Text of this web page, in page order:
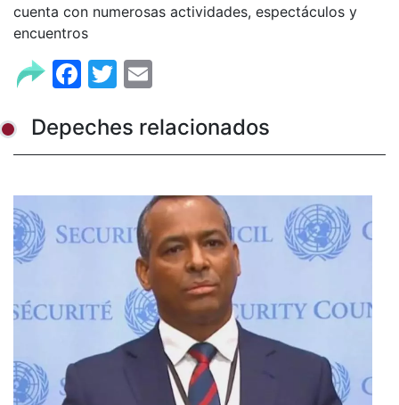
cuenta con numerosas actividades, espectáculos y
encuentros
Facebook
Twitter
Depeches relacionados